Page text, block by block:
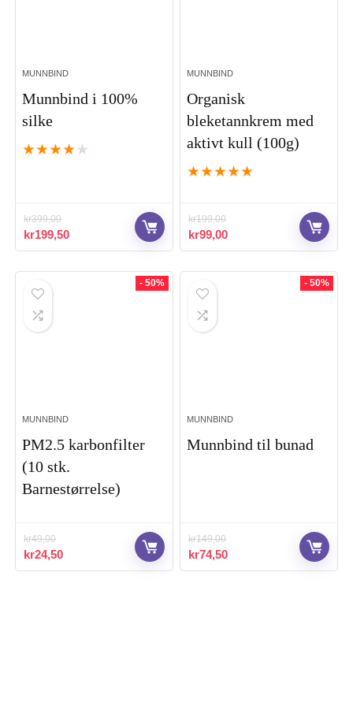
MUNNBIND
Munnbind i 100%
silke
★★★★★
kr399,00
Opprinnelig
pris
kr199,50Nåværende
pris
MUNNBIND
Organisk
bleketannkrem med
aktivt kull (100g)
★★★★★
kr199,00
Opprinnelig
pris
kr99,00Nåværende
pris
- 50%
MUNNBIND
PM2.5 karbonfilter
(10 stk.
Barnestørrelse)
kr49,00
Opprinnelig
pris
kr24,50Nåværende
pris
- 50%
MUNNBIND
Munnbind til bunad
kr149,00
Opprinnelig
pris
kr74,50Nåværende
pris